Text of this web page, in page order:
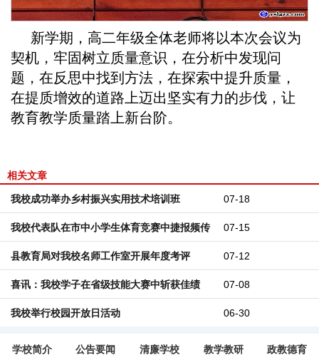
新学期，高二年级全体老师将以本次会议为
契机，牢固树立质量意识，在分析中发现问
题，在反思中找到方法，在探索中提升质量，
在提质增效的道路上迈出坚实有力的步伐，让
教育教学质量踏上新台阶。
相关文章
07-18
我校成功举办乡村振兴实用技术培训班
07-15
我校代表队在市中小学生体育竞赛中捷报频传
07-12
县教育局对我校名师工作室开展年度考评
07-08
喜讯：我校学子在省级技能大赛中斩获佳绩
06-30
我校举行校园开放日活动
学校简介 公告要闻 清廉学校 教学教研 政教德育